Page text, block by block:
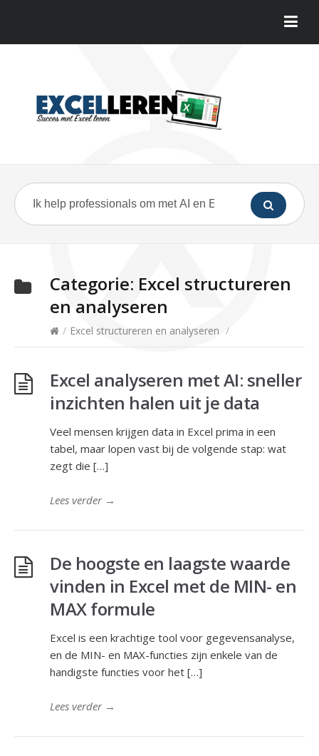
Categorie: Excel structureren
en analyseren
/ Excel structureren en analyseren /
Excel analyseren met AI: sneller
inzichten halen uit je data
Veel mensen krijgen data in Excel prima in een
tabel, maar lopen vast bij de volgende stap: wat
zegt die […]
Lees verder→
De hoogste en laagste waarde
vinden in Excel met de MIN- en
MAX formule
Excel is een krachtige tool voor gegevensanalyse,
en de MIN- en MAX-functies zijn enkele van de
handigste functies voor het […]
Lees verder→